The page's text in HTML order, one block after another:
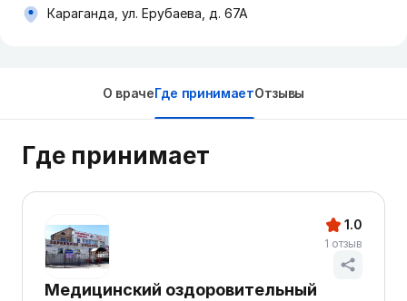
Караганда, ул. Ерубаева, д. 67А
О врачеГде принимаетОтзывы
Где принимает
Медицинский оздоровительный
1.0
1 отзыв